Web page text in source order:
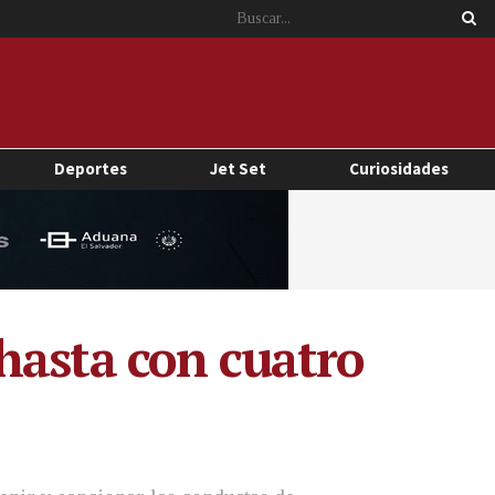
Deportes Jet Set Curiosidades
con cuatro